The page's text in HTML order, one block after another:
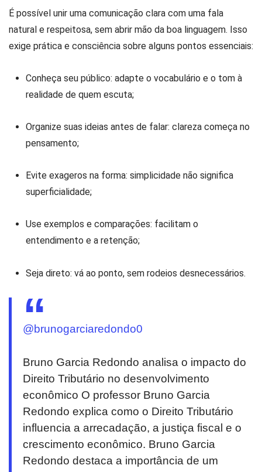
É possível unir uma comunicação clara com uma fala
natural e respeitosa, sem abrir mão da boa linguagem. Isso
exige prática e consciência sobre alguns pontos essenciais:
Conheça seu público: adapte o vocabulário e o tom à
realidade de quem escuta;
Organize suas ideias antes de falar: clareza começa no
pensamento;
Evite exageros na forma: simplicidade não significa
superficialidade;
Use exemplos e comparações: facilitam o
entendimento e a retenção;
Seja direto: vá ao ponto, sem rodeios desnecessários.
@brunogarciaredondo0
Bruno Garcia Redondo analisa o impacto do
Direito Tributário no desenvolvimento
econômico O professor Bruno Garcia
Redondo explica como o Direito Tributário
influencia a arrecadação, a justiça fiscal e o
crescimento econômico. Bruno Garcia
Redondo destaca a importância de um